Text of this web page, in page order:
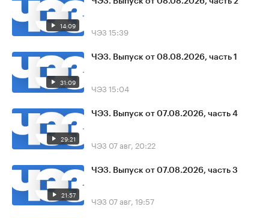
14:09 ЧЭЗ 15:39
31:09
ЧЭЗ. Выпуск от 08.08.2026, часть 1
ЧЭЗ 15:04
29:21
ЧЭЗ. Выпуск от 07.08.2026, часть 4
ЧЭЗ 07 авг, 20:22
21:57
ЧЭЗ. Выпуск от 07.08.2026, часть 3
ЧЭЗ 07 авг, 19:57